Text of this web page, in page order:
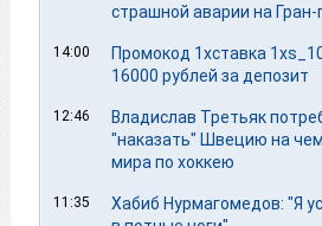
страшной аварии на
14:00
Промокод 1хставка
16000 рублей за депозит
12:46
Владислав Третьяк
"наказать" Швецию на
мира по хоккею
11:35
Хабиб Нурмагомедов: "Я